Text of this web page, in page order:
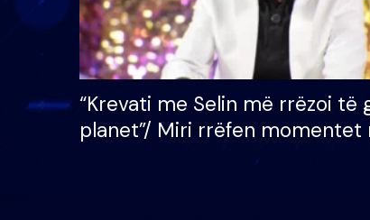
“Krevati me Selin më rrëzoi të
planet”/ Miri rrëfen momentet
bukura në shtëpinë e BB VIP: